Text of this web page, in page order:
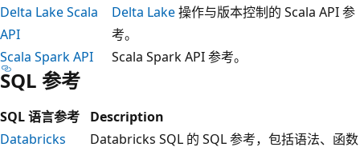
Delta Lake Scala
API
Delta Lake操作与版本控制的 Scala API 参
考。
Scala Spark API
Scala Spark API 参考。
SQL 参考
SQL 语言参考
Description
Databricks
Databricks SQL 的 SQL 参考，包括语法、函数